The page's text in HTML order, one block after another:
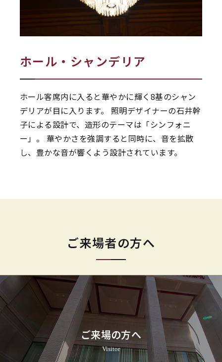
ホール・シャンデリア
ホール客席内に入ると華やかに輝く8基のシャン
デリアが目に入ります。 照明デザイナーの石井幹
子による設計で、造形のテーマは「シンフォニ
ー」。 華やかさを強調すると同時に、音を拡散
し、豊かな音が響くよう設計されています。
ご来場者の方へ
ご来場の方へ
Visitor